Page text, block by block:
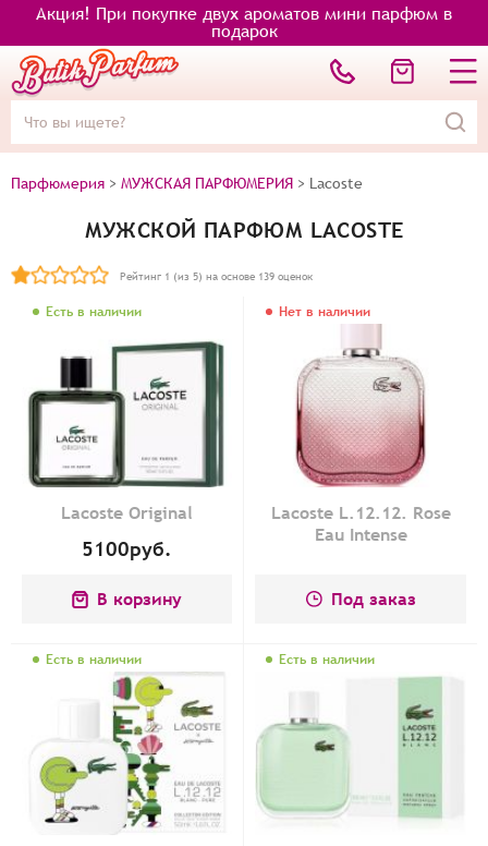
Акция! При покупке двух ароматов мини парфюм в
подарок
Парфюмерия > МУЖСКАЯ ПАРФЮМЕРИЯ > Lacoste
МУЖСКОЙ ПАРФЮМ LACOSTE
Рейтинг 1 (из 5) на основе 139 оценок
Есть в наличии
Lacoste Original
5100руб.
В корзину
Нет в наличии
Lacoste L.12.12. Rose
Eau Intense
Под заказ
Есть в наличии Есть в наличии